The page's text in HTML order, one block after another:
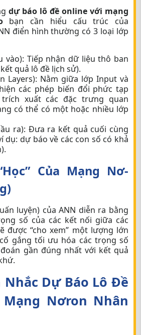
dự báo lô đề online với mạng
bạn cần hiểu cấu trúc của
điển hình thường có 3 loại lớp
vào): Tiếp nhận dữ liệu thô ban
quả lô đề lịch sử).
Layers): Nằm giữa lớp Input và
các phép biến đổi phức tạp
xuất các đặc trưng quan
có thể có một hoặc nhiều lớp
ra): Đưa ra kết quả cuối cùng
dụ: dự báo về các con số có khả
Của Mạng Nơ-
luyện) của ANN diễn ra bằng
số của các kết nối giữa các
được “cho xem” một lượng lớn
gắng tối ưu hóa các trọng số
gần đúng nhất với kết quả
Nhắc Dự Báo Lô Đề
Nơron Nhân